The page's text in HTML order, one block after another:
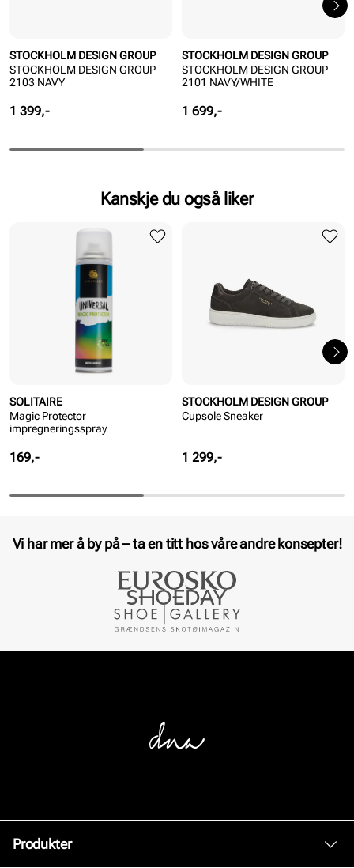
STOCKHOLM DESIGN GROUP
STOCKHOLM DESIGN GROUP
2103 NAVY
Pris
1 399,-
STOCKHOLM DESIGN GROUP
STOCKHOLM DESIGN GROUP
2101 NAVY/WHITE
Pris
1 699,-
Kanskje du også liker
SOLITAIRE
Magic Protector
impregneringsspray
Pris
169,-
STOCKHOLM DESIGN GROUP
Cupsole Sneaker
Pris
1 299,-
Vi har mer å by på – ta en titt hos våre andre konsepter!
Produkter